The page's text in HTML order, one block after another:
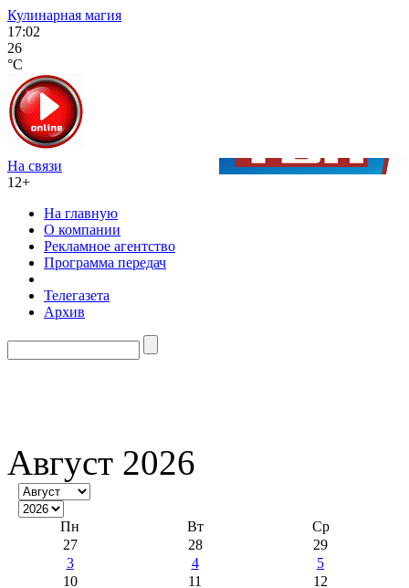
Кулинарная магия
17:02
26
°C
На связи
12+
На главную
О компании
Рекламное агентство
Программа передач
Телегазета
Архив
Август 2026
Пн Вт
Ср
27
28
29
3
4
5
10
11
12